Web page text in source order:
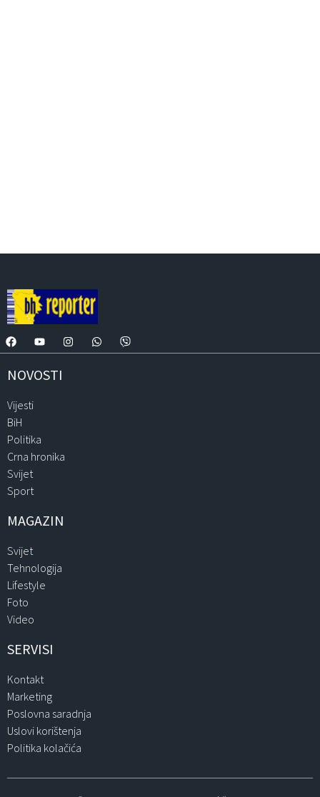
NOVOSTI
Vijesti
BiH
Politika
Crna hronika
Svijet
Sport
MAGAZIN
Svijet
Tehnologija
Lifestyle
Foto
Video
SERVISI
Kontakt
Marketing
Poslovna saradnja
Uslovi korištenja
Politika kolačića